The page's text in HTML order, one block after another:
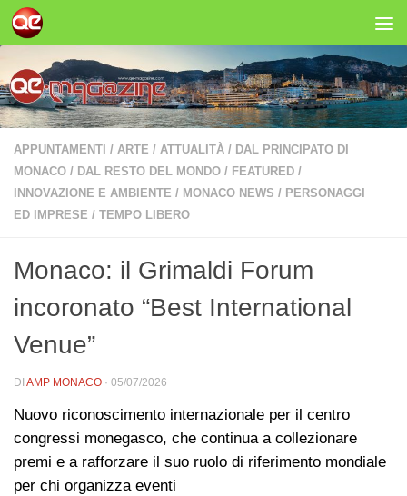
Salta al contenuto
APPUNTAMENTI / ARTE / ATTUALITÀ / DAL PRINCIPATO DI
MONACO / DAL RESTO DEL MONDO / FEATURED /
INNOVAZIONE E AMBIENTE / MONACO NEWS / PERSONAGGI
ED IMPRESE / TEMPO LIBERO
Monaco: il Grimaldi Forum
incoronato “Best International
Venue”
DI AMP MONACO · 05/07/2026
Nuovo riconoscimento internazionale per il centro
congressi monegasco, che continua a collezionare
premi e a rafforzare il suo ruolo di riferimento mondiale
per chi organizza eventi